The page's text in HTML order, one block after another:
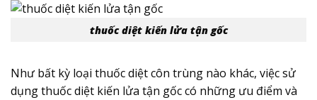
thuốc diệt kiến lửa tận gốc
Như bất kỳ loại thuốc diệt côn trùng nào khác, việc sử
dụng thuốc diệt kiến lửa tận gốc có những ưu điểm và